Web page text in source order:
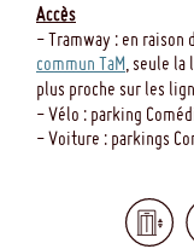
Accès
- Tramway : en raison
commun TaM, seule la
plus proche sur les
- Vélo : parking
- Voiture : parkings